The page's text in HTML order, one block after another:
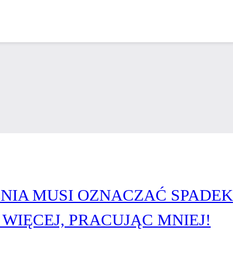
MUSI OZNACZAĆ SPADEK
PRACUJĄC MNIEJ!